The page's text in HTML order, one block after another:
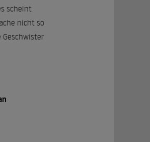
scheint
nicht so